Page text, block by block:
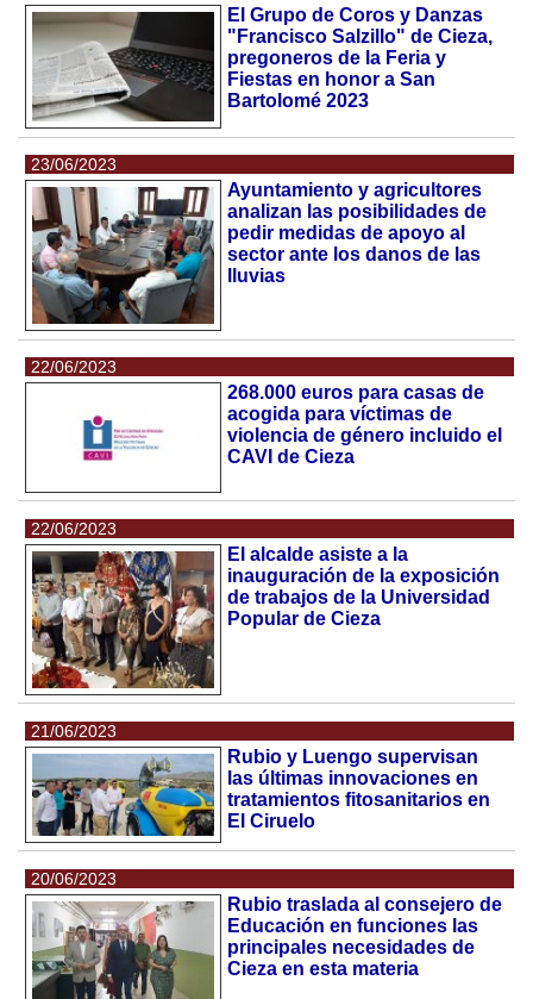
El Grupo de Coros y Danzas
"Francisco Salzillo" de Cieza,
pregoneros de la Feria y
Fiestas en honor a San
Bartolomé 2023
23/06/2023
Ayuntamiento y agricultores
analizan las posibilidades de
pedir medidas de apoyo al
sector ante los danos de las
lluvias
22/06/2023
268.000 euros para casas de
acogida para víctimas de
violencia de género incluido el
CAVI de Cieza
22/06/2023
El alcalde asiste a la
inauguración de la exposición
de trabajos de la Universidad
Popular de Cieza
21/06/2023
Rubio y Luengo supervisan
las últimas innovaciones en
tratamientos fitosanitarios en
El Ciruelo
20/06/2023
Rubio traslada al consejero de
Educación en funciones las
principales necesidades de
Cieza en esta materia